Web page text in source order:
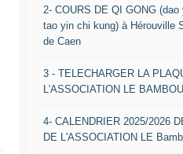
2- COURS DE QI GONG
tao yin chi kung) à Hérouville
de Caen
3 - TELECHARGER LA
L'ASSOCIATION LE BAMBOU
4- CALENDRIER 2025/2026
DE L'ASSOCIATION LE